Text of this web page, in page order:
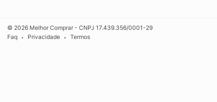
© 2026 Melhor Comprar - CNPJ 17.439.356/0001-29
Faq
• Privacidade • Termos